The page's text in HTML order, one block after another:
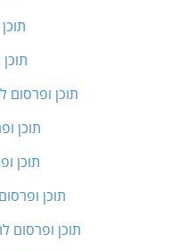
תוכן ופרסום
תוכן
תוכן
תוכן
תוכן ופרסום